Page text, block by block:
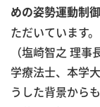
めの姿勢運動制
ただいています
（塩崎智之 理
学療法士、本学
うした背景からも